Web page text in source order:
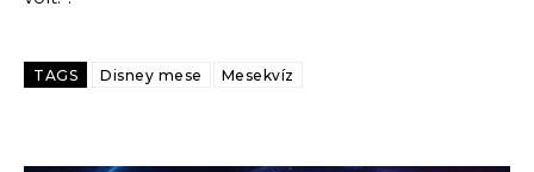
TAGS Disney mese Mesekvíz